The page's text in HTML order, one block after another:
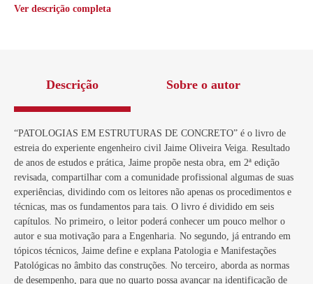
Ver descrição completa
Descrição Sobre o autor
“PATOLOGIAS EM ESTRUTURAS DE CONCRETO” é o livro de
estreia do experiente engenheiro civil Jaime Oliveira Veiga. Resultado
de anos de estudos e prática, Jaime propõe nesta obra, em 2ª edição
revisada, compartilhar com a comunidade profissional algumas de suas
experiências, dividindo com os leitores não apenas os procedimentos e
técnicas, mas os fundamentos para tais. O livro é dividido em seis
capítulos. No primeiro, o leitor poderá conhecer um pouco melhor o
autor e sua motivação para a Engenharia. No segundo, já entrando em
tópicos técnicos, Jaime define e explana Patologia e Manifestações
Patológicas no âmbito das construções. No terceiro, aborda as normas
de desempenho, para que no quarto possa avançar na identificação de